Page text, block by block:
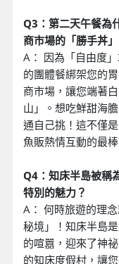
Q3：第二天午餐為
商市場的「勝手丼」
A： 因為「自由度
的團體餐綁架您的
商市場，讓您端著
山」。想吃鮮甜海
通自己挑！這不僅
魚販熱情互動的最
Q4：知床半島被稱
特別的魅力？
A： 何時旅遊的理
秘境」！知床半島
的喧囂，迎來了神
的知床度假村，讓